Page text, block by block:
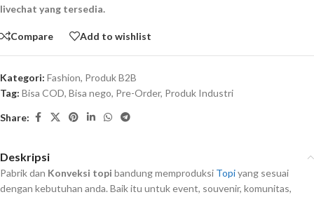
livechat yang tersedia.
Compare Add to wishlist
Kategori: Fashion, Produk B2B
Tag: Bisa COD, Bisa nego, Pre-Order, Produk Industri
Share:
Deskripsi
Pabrik dan Konveksi topi bandung memproduksi Topiyang sesuai
dengan kebutuhan anda. Baik itu untuk event, souvenir, komunitas,